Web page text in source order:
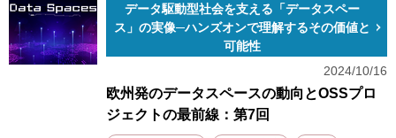
データ駆動型社会を支える「データスペー
ス」の実像─ハンズオンで理解するその価値と
可能性
2024/10/16
欧州発のデータスペースの動向とOSSプロ
ジェクトの最前線：第7回